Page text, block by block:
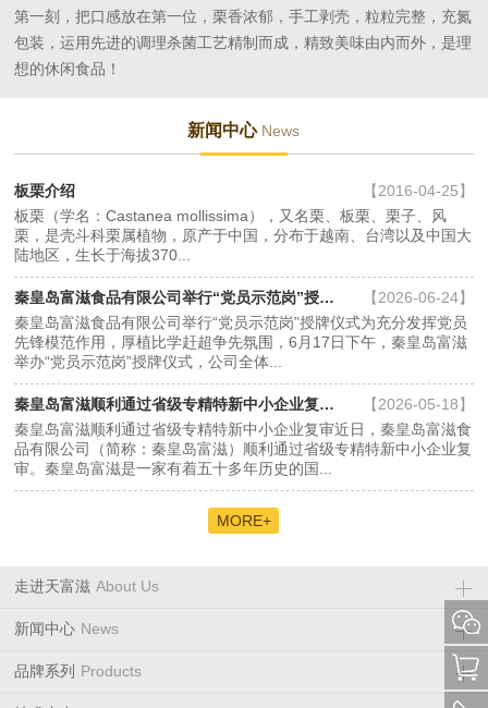
第一刻，把口感放在第一位，栗香浓郁，手工剥壳，粒粒完整，充氮
包装，运用先进的调理杀菌工艺精制而成，精致美味由内而外，是理
想的休闲食品！
新闻中心 News
板栗介绍
【2016-04-25】
板栗（学名：Castanea mollissima），又名栗、板栗、栗子、风
栗，是壳斗科栗属植物，原产于中国，分布于越南、台湾以及中国大
陆地区，生长于海拔370...
秦皇岛富滋食品有限公司举行“党员示范岗”授牌仪式...
【2026-06-24】
秦皇岛富滋食品有限公司举行“党员示范岗”授牌仪式为充分发挥党员
先锋模范作用，厚植比学赶超争先氛围，6月17日下午，秦皇岛富滋
举办“党员示范岗”授牌仪式，公司全体...
秦皇岛富滋顺利通过省级专精特新中小企业复审...
【2026-05-18】
秦皇岛富滋顺利通过省级专精特新中小企业复审近日，秦皇岛富滋食
品有限公司（简称：秦皇岛富滋）顺利通过省级专精特新中小企业复
审。秦皇岛富滋是一家有着五十多年历史的国...
MORE+
走进天富滋 About Us
新闻中心 News
品牌系列 Products